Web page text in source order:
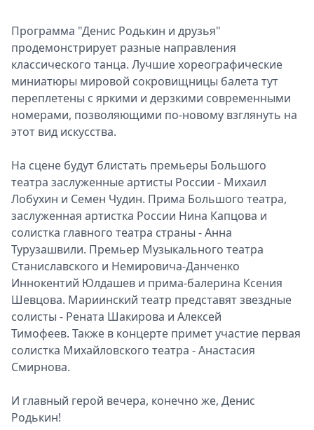
Программа "Денис Родькин и друзья"
продемонстрирует разные направления
классического танца. Лучшие хореографические
миниатюры мировой сокровищницы балета тут
переплетены с яркими и дерзкими современными
номерами, позволяющими по-новому взглянуть на
этот вид искусства.
На сцене будут блистать премьеры Большого
театра заслуженные артисты России - Михаил
Лобухин и Семен Чудин. Прима Большого театра,
заслуженная артистка России Нина Капцова и
солистка главного театра страны - Анна
Турузашвили. Премьер Музыкального театра
Станиславского и Немировича-Данченко
Иннокентий Юлдашев и прима-балерина Ксения
Шевцова. Мариинский театр представят звездные
солисты - Рената Шакирова и Алексей
Тимофеев. Также в концерте примет участие первая
солистка Михайловского театра - Анастасия
Смирнова.
И главный герой вечера, конечно же, Денис
Родькин!